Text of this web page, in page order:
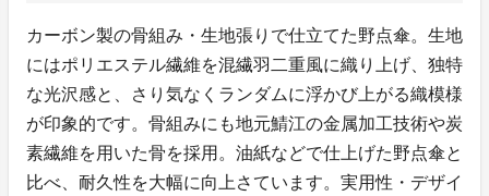
カーボン製の骨組み・生地張りで仕立てた野点傘。生地
にはポリエステル繊維を混繊羽二重風に織り上げ、独特
な光沢感と、さり気なくランダムに浮かび上がる織模様
が印象的です。骨組みにも地元鯖江の金属加工技術や炭
素繊維を用いた骨を採用。油紙などで仕上げた野点傘と
比べ、耐久性を大幅に向上さています。実用性・デザイ